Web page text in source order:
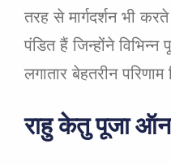
तरह से मार्गदर्शन भी
पंडित हैं जिन्होंने
लगातार बेहतरीन परिणाम
राहु केतु पूजा